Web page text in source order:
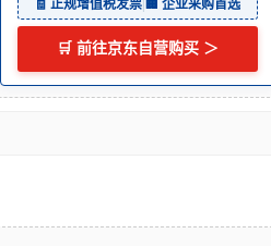
🧾 正规增值税发票 🏢 企业采购首选
🛒 前往京东自营购买 ＞